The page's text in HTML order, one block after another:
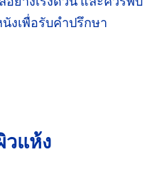
งเพื่อรับคำปรึกษา
วแห้ง